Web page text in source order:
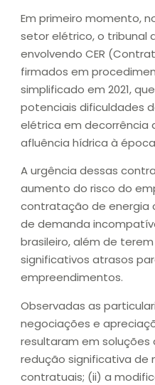
Em primeiro momento,
setor elétrico, o tribunal
envolvendo CER
firmados em
simplificado em 2021,
potenciais dificuldades
elétrica em decorrência
afluência hídrica à
A urgência dessas
aumento do risco do
contratação de energia
de demanda
brasileiro, além de
significativos atrasos
empreendimentos.
Observadas as
negociações e
resultaram em soluções
redução significativa de
contratuais; (ii) a